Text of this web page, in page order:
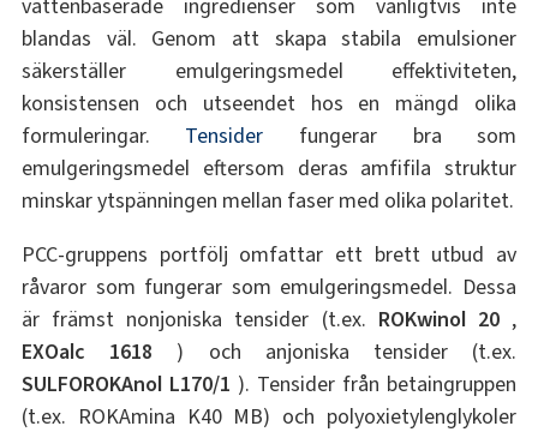
vattenbaserade ingredienser som vanligtvis inte
blandas väl. Genom att skapa stabila emulsioner
säkerställer emulgeringsmedel effektiviteten,
konsistensen och utseendet hos en mängd olika
formuleringar. Tensider fungerar bra som
emulgeringsmedel eftersom deras amfifila struktur
minskar ytspänningen mellan faser med olika polaritet.
PCC-gruppens portfölj omfattar ett brett utbud av
råvaror som fungerar som emulgeringsmedel. Dessa
är främst nonjoniska tensider (t.ex. ROKwinol 20,
EXOalc 1618 ) och anjoniska tensider (t.ex.
SULFOROKAnol L170/1 ). Tensider från betaingruppen
(t.ex. ROKAmina K40 MB) och polyoxietylenglykoler